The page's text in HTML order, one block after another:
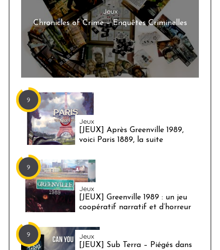
Jeux
Chronicles of Crime – Enquêtes Criminelles
9
Jeux
[JEUX] Après Greenville 1989,
voici Paris 1889, la suite
9
Jeux
[JEUX] Greenville 1989 : un jeu
coopératif narratif et d’horreur
9 Jeux
[JEUX] Sub Terra – Piégés dans